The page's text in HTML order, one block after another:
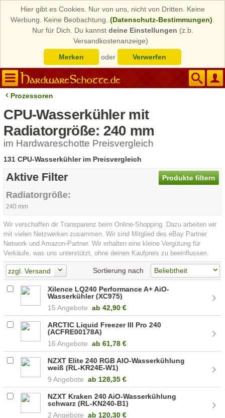
Hier gibt es Cookies. Nur von uns, nicht von Dritten. Keine
Werbung. Keine Beobachtung. (Datenschutz-Bestimmungen)
Nur für Dich. Du kannst deine Einstellungen (z.b.
Versandkostenanzeige)
Merken
oder Verwerfen
Prozessoren
CPU-Wasserkühler mit
Radiatorgröße: 240 mm
im Hardwareschotte Preisvergleich
131 CPU-Wasserkühler im Preisvergleich
Produkte filtern
Aktive Filter
Radiatorgröße:
240 mm
Wir verschaffen dir Transparenz beim Online-Shopping. Dazu arbeiten wir
mit vielen Netzwerken zusammen. Wir sind Mitglied des eBay Partner
Network und Amazon-Partner. Wir erhalten eine kleine Vergütung für
Verkäufe, was uns unterstützt, ohne deinen Kaufpreis zu beeinflussen.
zzgl. Versand Sortierung nach
Xilence LQ240 Performance A+ AiO-
Wasserkühler (XC975)
15 Angebote ab42,90 €
ARCTIC Liquid Freezer III Pro 240
(ACFRE00178A)
16 Angebote ab 61,78 €
NZXT Elite 240 RGB AIO-Wasserkühlung
weiß (RL-KR24E-W1)
9 Angebote ab 128,35 €
NZXT Kraken 240 AiO-Wasserkühlung
schwarz (RL-KN240-B1)
2 Angebote ab 120,30 €